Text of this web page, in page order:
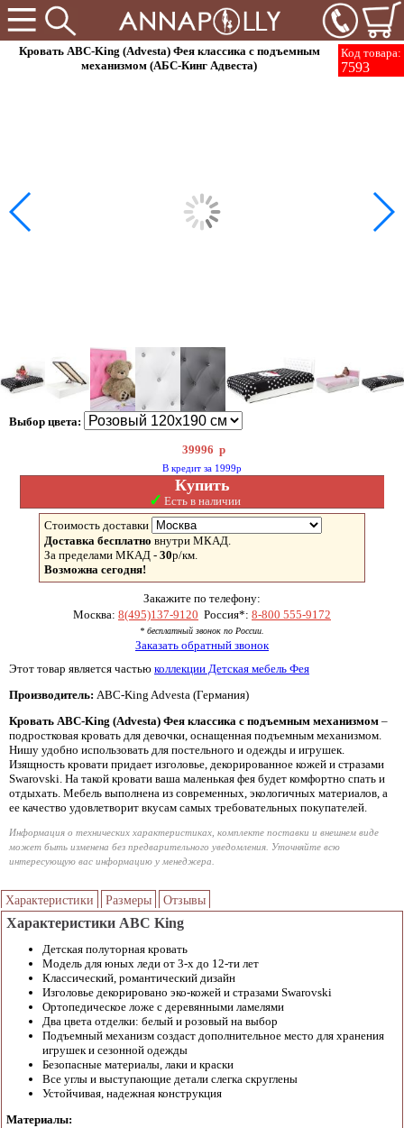
Код товара:
7593
Кровать ABC-King (Advesta) Фея классика с подъемным
механизмом (АБС-Кинг Адвеста)
Выбор цвета:
39996 р
В кредит за 1999р
Купить
✓ Есть в наличии
Стоимость доставки
Доставка бесплатно внутри МКАД.
За пределами МКАД - 30р/км.
Возможна сегодня!
Закажите по телефону:
Москва: 8(495)137-9120 Россия*: 8-800 555-9172
* бесплатный звонок по России.
Заказать обратный звонок
Этот товар является частью коллекции Детская мебель Фея
Производитель: ABC-King Advesta (Германия)
Кровать ABC-King (Advesta) Фея классика с подъемным механизмом –
подростковая кровать для девочки, оснащенная подъемным механизмом.
Нишу удобно использовать для постельного и одежды и игрушек.
Изящность кровати придает изголовье, декорированное кожей и стразами
Swarovski. На такой кровати ваша маленькая фея будет комфортно спать и
отдыхать. Мебель выполнена из современных, экологичных материалов, а
ее качество удовлетворит вкусам самых требовательных покупателей.
Информация о технических характеристиках, комплекте поставки и внешнем виде
может быть изменена без предварительного уведомления. Уточняйте всю
интересующую вас информацию у менеджера.
Характеристики Размеры Отзывы
Характеристики ABC King
Детская полуторная кровать
Модель для юных леди от 3-х до 12-ти лет
Классический, романтический дизайн
Изголовье декорировано эко-кожей и стразами Swarovski
Ортопедическое ложе с деревянными ламелями
Два цвета отделки: белый и розовый на выбор
Подъемный механизм создаст дополнительное место для хранения
игрушек и сезонной одежды
Безопасные материалы, лаки и краски
Все углы и выступающие детали слегка скруглены
Устойчивая, надежная конструкция
Материалы: